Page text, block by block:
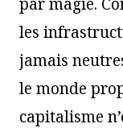
les
jamais
le monde
capitalisme